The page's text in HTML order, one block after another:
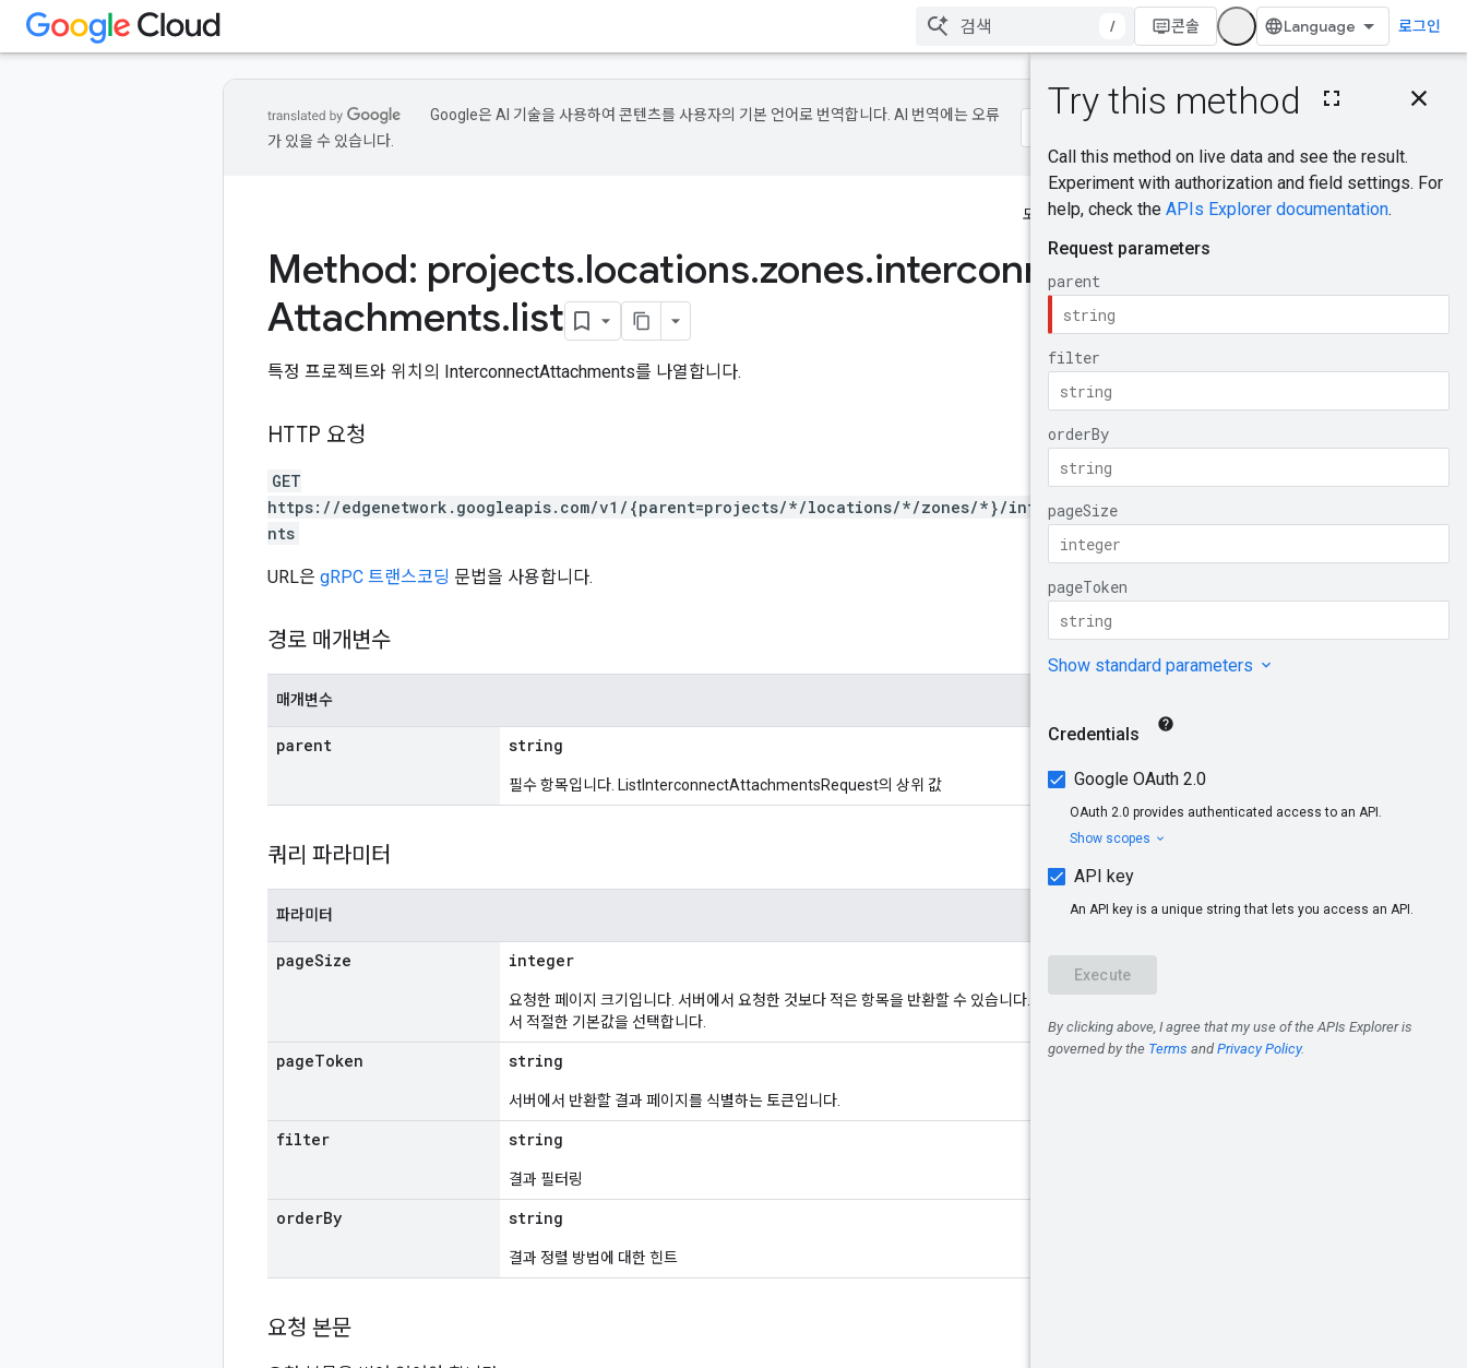
/ 콘솔 로그인
이 페이지의 내용
HTTP 요청
쿼리 파라미터
요청 본문
응답 본문
Google은 AI 기술을 사용하여 콘텐츠를 사용자의 기본 언어로 번역합니다. AI 번역에는 오류
가 있을 수 있습니다.
도움이 되었나요?
Method: projects.locations.zones.interconnect
Attachments.list
특정 프로젝트와 위치의 InterconnectAttachments를 나열합니다.
HTTP 요청
GET
https://edgenetwork.googleapis.com/v1/{parent=projects/*/locations/*/zones/*}/interconnectAttachme
nts
URL은 gRPC 트랜스코딩 문법을 사용합니다.
경로 매개변수
매개변수
parent string
필수 항목입니다. ListInterconnectAttachmentsRequest의 상위 값
쿼리 파라미터
파라미터
pageSize integer
요청한 페이지 크기입니다. 서버에서 요청한 것보다 적은 항목을 반환할 수 있습니다. 지정하지 않으면 서버에
서 적절한 기본값을 선택합니다.
pageToken string
서버에서 반환할 결과 페이지를 식별하는 토큰입니다.
filter string
결과 필터링
orderBy string
결과 정렬 방법에 대한 힌트
요청 본문